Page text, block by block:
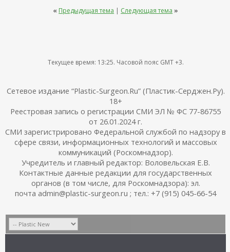
« Предыдущая тема | Следующая тема »
Текущее время: 13:25. Часовой пояс GMT +3.
Сетевое издание “Plastic-Surgeon.Ru” (Пластик-Серджен.Ру).
18+
Реестровая запись о регистрации СМИ ЭЛ № ФС 77-86755
от 26.01.2024 г.
СМИ зарегистрировано Федеральной службой по надзору в
сфере связи, информационных технологий и массовых
коммуникаций (Роскомнадзор).
Учредитель и главный редактор: Воловельская Е.В.
Контактные данные редакции для государственных
органов (в том числе, для Роскомнадзора): эл.
почта admin@plastic-surgeon.ru ; тел.: +7 (915) 045-66-54